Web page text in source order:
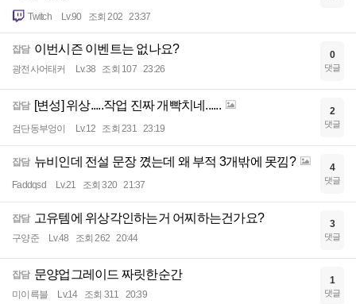
Twitch Lv.90 조회 202 23:37
잡담 이번시즌 이벤트는 없나요?
광전사어태커 Lv.38 조회 107 23:26
0
댓글
잡담 [변성] 위상.....작업 진짜 개빡치네......
검단동부엉이 Lv.12 조회 231 23:19
2
댓글
잡담 뉴비인데 전설 문장 꼈는데 왜 부적 3개밖에 못낌?
Faddqsd Lv.21 조회 320 21:37
4
댓글
잡담 고유템에 위상각인하는거 어찌하는건가요?
구양준 Lv.48 조회 262 20:44
3
댓글
잡담 문양업그레이드 짜릿한순간
미이륵블 Lv.14 조회 311 20:39
1
댓글